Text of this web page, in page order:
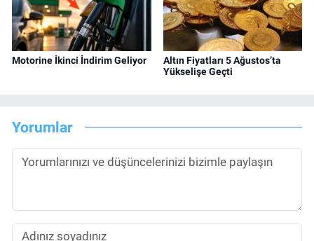
Motorine İkinci İndirim Geliyor
Altın Fiyatları 5 Ağustos’ta
Yükselişe Geçti
Yorumlar